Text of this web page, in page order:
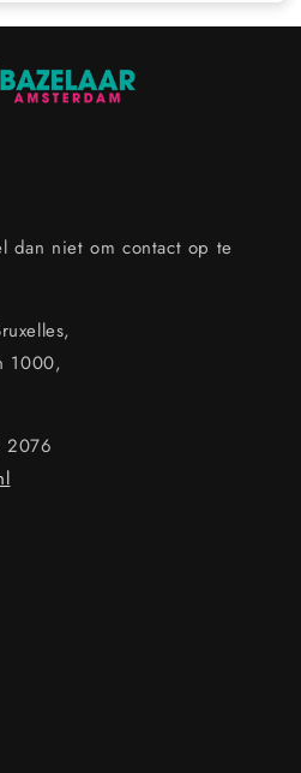
dan niet om contact op te
1000,
2076